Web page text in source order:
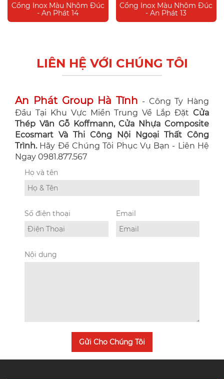
Cổng Inox Màu Nhôm Đúc
- An Phát 14
Cổng Inox Màu Nhôm Đúc
- An Phát 13
LIÊN HỆ VỚI CHÚNG TÔI
An Phát Group Hà Tĩnh - Công Ty Hàng
Đầu Tại Khu Vực Miền Trung Về Lắp Đặt Cửa
Thép Vân Gỗ Koffmann, Cửa Nhựa Composite
Ecosmart Và Thi Công Nội Ngoại Thất Công
Trình. Hãy Để Chúng Tôi Phục Vụ Bạn - Liên Hệ
Ngay 0981.877.567
Họ và tên
Số điện thoại Email
Nội dung
Gửi Cho Chúng Tôi